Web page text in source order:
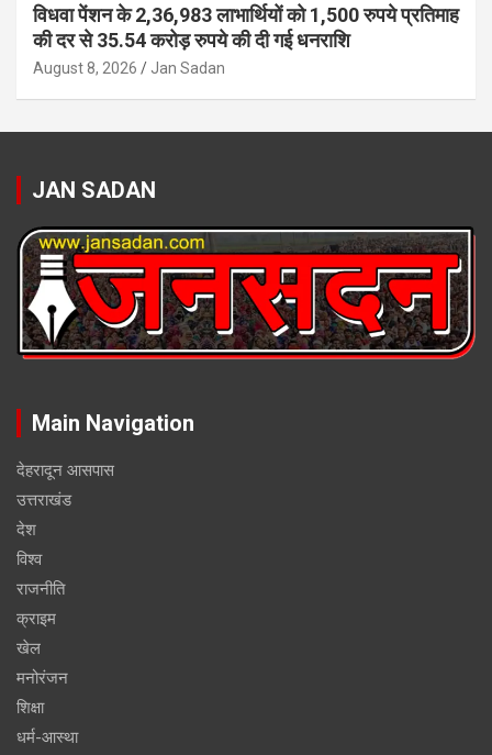
विधवा पेंशन के 2,36,983 लाभार्थियों को 1,500 रुपये प्रतिमाह
की दर से 35.54 करोड़ रुपये की दी गई धनराशि
August 8, 2026 Jan Sadan
JAN SADAN
Main Navigation
देहरादून आसपास
उत्तराखंड
देश
विश्व
राजनीति
क्राइम
खेल
मनोरंजन
शिक्षा
धर्म-आस्था